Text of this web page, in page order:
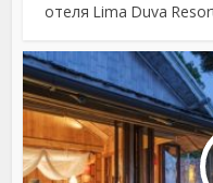
отеля Lima Duva